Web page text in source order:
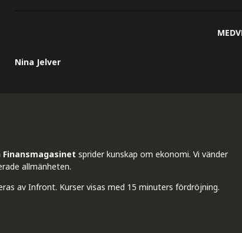
Nina Jelver
Finansmagasinet sprider kunskap om ekonomi. Vi vänder
allmänheten.
av Infront. Kurser visas med 15 minuters fördröjning.